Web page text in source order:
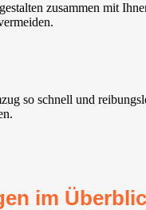
zusammen mit
so schnell und
im